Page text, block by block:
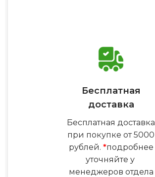
Бесплатная
доставка
Бесплатная доставка
при покупке от 5000
рублей. *подробнее
уточняйте у
менеджеров отдела